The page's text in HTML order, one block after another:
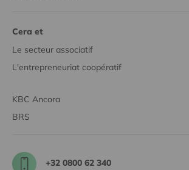
Cera et
Le secteur associatif
L'entrepreneuriat coopératif
KBC Ancora
BRS
+32 0800 62 340